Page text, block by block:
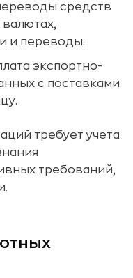
средств
и переводы.
экспортно-
с поставками
требует учета
требований,